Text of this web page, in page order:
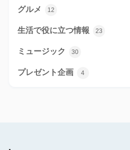
グルメ 12
生活で役に立つ情報 23
ミュージック 30
プレゼント企画 4